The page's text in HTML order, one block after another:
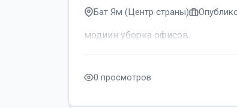
Бат Ям (Центр страны)
модиин уборка офисов
0 просмотров